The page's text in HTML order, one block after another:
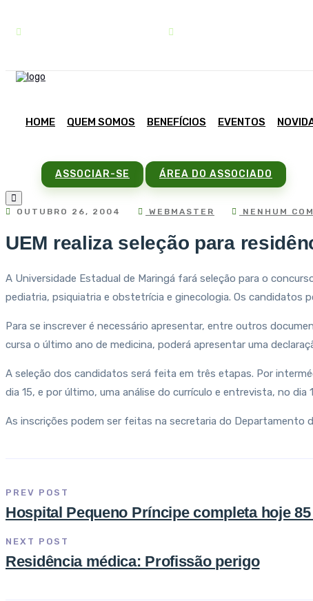
HOME QUEM SOMOS BENEFÍCIOS EVENTOS
ASSOCIAR-SE ÁREA DO ASSOCIADO
OUTUBRO 26, 2004 WEBMASTER NENHUM
UEM realiza seleção para
A Universidade Estadual de Maringá fará seleção para o
pediatria, psiquiatria e obstetrícia e ginecologia. Os candidatos
Para se inscrever é necessário apresentar, entre outros
cursa o último ano de medicina, poderá apresentar uma
A seleção dos candidatos será feita em três etapas. Por
dia 15, e por último, uma análise do currículo e entrevista, no dia
As inscrições podem ser feitas na secretaria do Departamento
PREV POST
Hospital Pequeno Príncipe completa hoje
NEXT POST
Residência médica: Profissão perigo